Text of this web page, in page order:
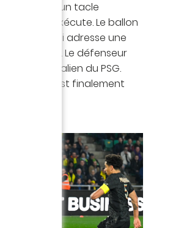
après un tacle
s’exécute. Le ballon
nantais qui adresse une
Pallois. Le défenseur
portier italien du PSG.
la remise, est finalement